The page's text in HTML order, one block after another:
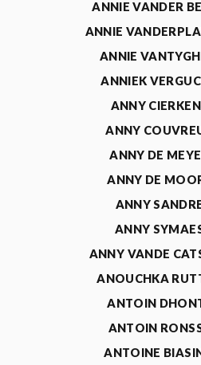
ANNIE VANDER
ANNIE
ANNIE
ANNIEK
ANNY
ANNY
ANNY DE
ANNY DE
ANNY
ANNY
ANNY VANDE
ANOUCHKA
ANTOIN
ANTOIN
ANTOINE